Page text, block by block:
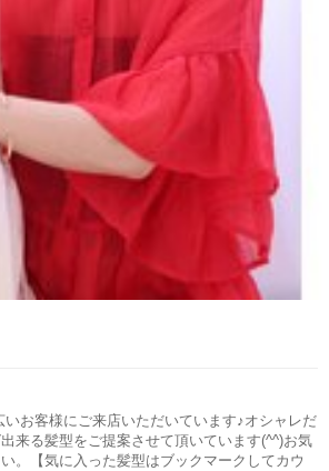
いお客様にご来店いただいています♪オシャレだ
来る髪型をご提案させて頂いています(^^)お気
。【気に入った髪型はブックマークしてカウ